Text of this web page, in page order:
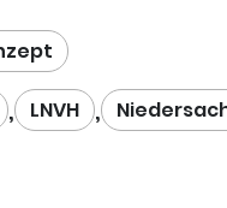
, LNVH ,